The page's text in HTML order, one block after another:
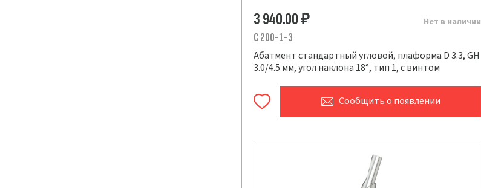
Нет в наличии
3 940.00₽
C 200-1-3
Абатмент стандартный угловой, плаформа D 3.3, GH
3.0/4.5 мм, угол наклона 18°, тип 1, с винтом
Сообщитьо появлении